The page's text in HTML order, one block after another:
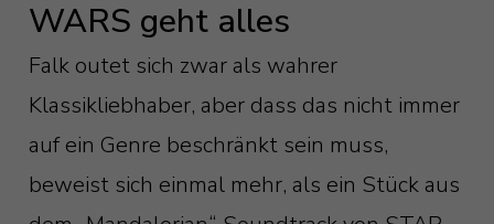
WARS geht alles
Falk outet sich zwar als wahrer
Klassikliebhaber, aber dass das nicht immer
auf ein Genre beschränkt sein muss,
beweist sich einmal mehr, als ein Stück aus